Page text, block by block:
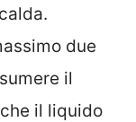
due
il
il liquido